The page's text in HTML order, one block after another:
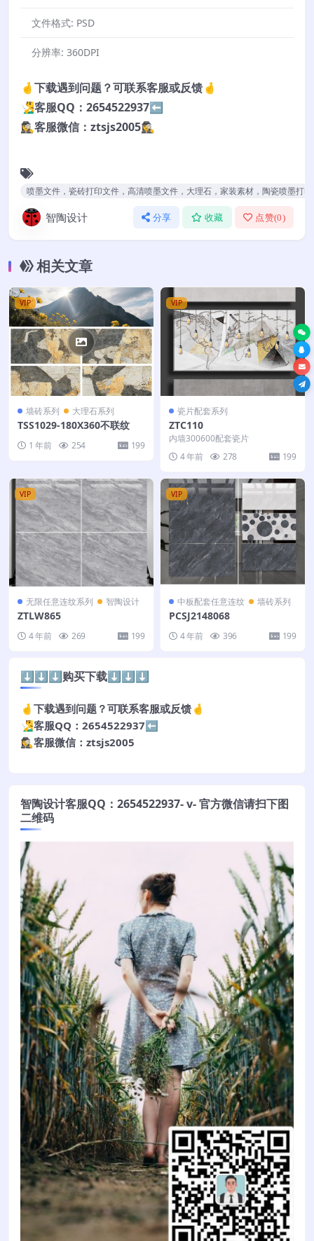
文件格式: PSD
分辨率: 360DPI
🤞下载遇到问题？可联系客服或反馈🤞
🧏‍♂️客服QQ：2654522937⬅️
🕵️‍♀️客服微信：ztsjs2005🕵️‍♀️
喷墨文件，瓷砖打印文件，高清喷墨文件，大理石，家装素材，陶瓷喷墨打
智陶设计 分享 收藏 点赞(0)
相关文章
VIP
墙砖系列 大理石系列
TSS1029-180X360不联纹
1 年前 254 199
VIP
瓷片配套系列
ZTC110
内墙300600配套瓷片
4 年前
278 199
VIP
无限任意连纹系列 智陶设计
ZTLW865
4 年前 269 199
VIP
中板配套任意连纹 墙砖系列
PCSJ2148068
4 年前 396 199
⬇️⬇️⬇️购买下载⬇️⬇️⬇️
🤞下载遇到问题？可联系客服或反馈🤞
🧏‍♂️客服QQ：2654522937⬅️
🕵️‍♀️客服微信：ztsjs2005
智陶设计客服QQ：2654522937- v- 官方微信请扫下图
二维码